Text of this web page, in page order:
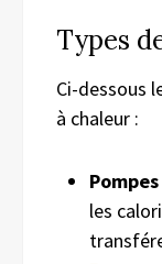
Types
Ci-dessous
à chaleur :
les